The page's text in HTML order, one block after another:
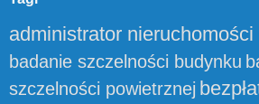
administrator
badanie szczelności budynku
szczelności powietrznej